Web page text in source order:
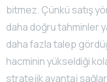
bitmez. Çünkü satış
daha doğru tahminler
daha fazla talep
hacminin yükseldiği
stratejik avantaj